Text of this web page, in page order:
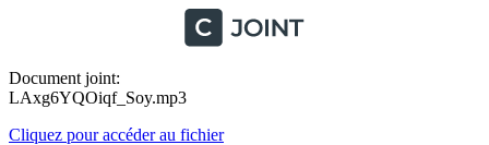
Document joint:
LAxg6YQOiqf_Soy.mp3
Cliquez pour accéder au fichier